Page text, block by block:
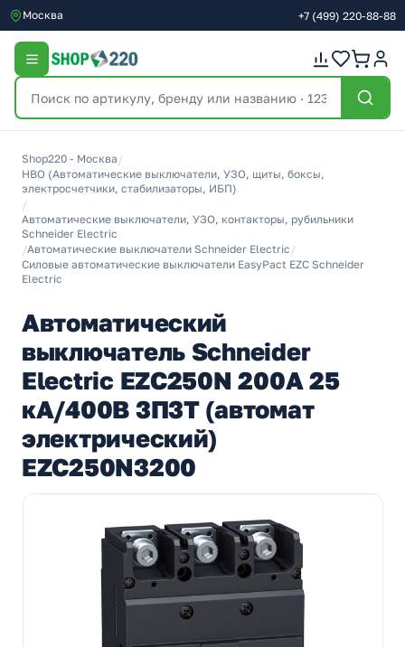
Москва +7 (499) 220-88-88
Shop220 - Москва /
НВО (Автоматические выключатели, УЗО, щиты, боксы,
электросчетчики, стабилизаторы, ИБП)
/
Автоматические выключатели, УЗО, контакторы, рубильники
Schneider Electric
/Автоматические выключатели Schneider Electric /
Силовые автоматические выключатели EasyPact EZC Schneider
Electric
Автоматический
выключатель Schneider
Electric EZC250N 200A 25
кА/400В 3П3Т (автомат
электрический)
EZC250N3200